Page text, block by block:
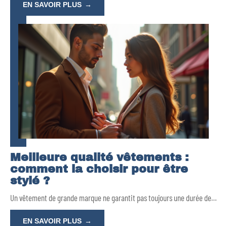
EN SAVOIR PLUS
Meilleure qualité vêtements :
comment la choisir pour être
stylé ?
Un vêtement de grande marque ne garantit pas toujours une durée de…
EN SAVOIR PLUS